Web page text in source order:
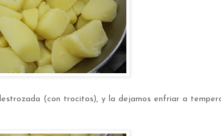
(con trocitos), y la dejamos enfriar a